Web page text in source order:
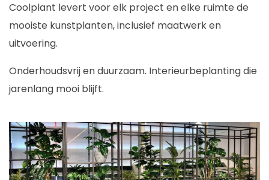
Coolplant levert voor elk project en elke ruimte de
mooiste kunstplanten, inclusief maatwerk en
uitvoering.
Onderhoudsvrij en duurzaam. Interieurbeplanting die
jarenlang mooi blijft.